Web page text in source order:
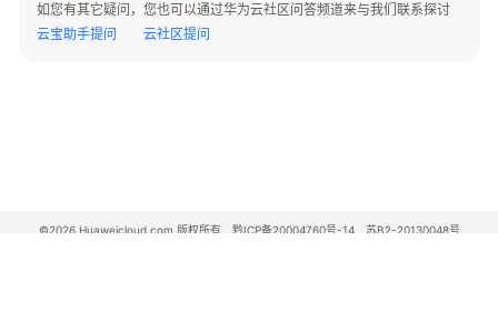
恢
如您有其它疑问，您也可以通过华为云社区问答频道来与我们联系探讨
云宝助手提问
云社区提问
©2026 Huaweicloud.com 版权所有 黔ICP备20004760号-14
苏B2-20130048号